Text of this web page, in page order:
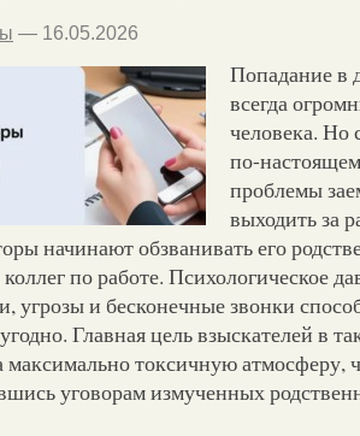
— 16.05.2026
Попадание в
всегда
человека. Но
по-
проблемы
выходить за
начинают обзванивать его
по работе. Психологическое
угрозы и бесконечные звонки
Главная цель взыскателей в
токсичную атмосферу,
уговорам измученных